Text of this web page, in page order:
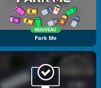
NOUVEAU
Park Me